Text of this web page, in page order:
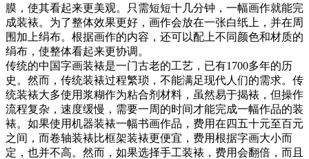
膜，使其看起来更美观。只需短短十几分钟，一幅画作就能完
成装裱。为了整体效果更好，画作会放在一张白纸上，并在周
围加上绢布。根据画作的内容，还可以配上不同颜色和材质的
绢布，使整体看起来更协调。
传统的中国字画装裱是一门古老的工艺，已有1700多年的历
史。然而，传统装裱过程繁琐，不能满足现代人们的需求。传
统装裱大多使用浆糊作为粘合剂材料，虽然易于揭裱，但操作
流程复杂，速度缓慢，需要一周的时间才能完成一幅作品的装
裱。如果使用机器装裱一幅书画作品，费用在四五十元至百元
之间，而卷轴装裱比框架装裱更便宜，费用根据字画大小而
定，也并不高。然而，如果选择手工装裱，费用会翻倍，而且